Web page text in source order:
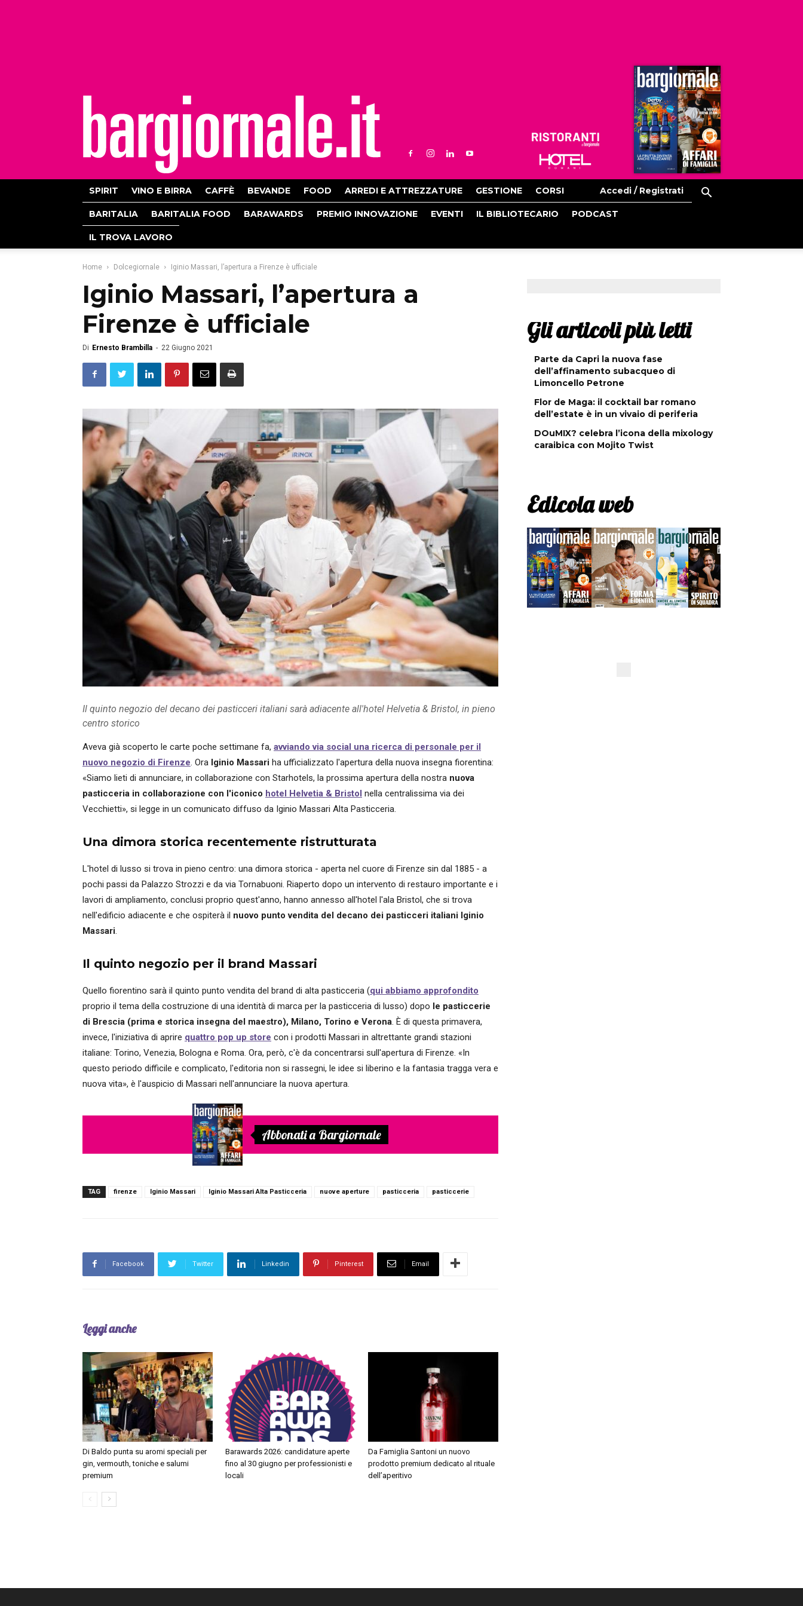
Ristoranti
Hoteldomani
SPIRIT VINO E BIRRA CAFFÈ BEVANDE FOOD ARREDI E ATTREZZATURE GESTIONE CORSI Accedi / Registrati
BARITALIA BARITALIA FOOD BARAWARDS PREMIO INNOVAZIONE EVENTI IL BIBLIOTECARIO PODCAST
IL TROVA LAVORO
Home Dolcegiornale Iginio Massari, l’apertura a Firenze è ufficiale
Iginio Massari, l’apertura a
Firenze è ufficiale
Di Ernesto Brambilla - 22 Giugno 2021
Il quinto negozio del decano dei pasticceri italiani sarà adiacente all'hotel Helvetia & Bristol, in pieno
centro storico
Aveva già scoperto le carte poche settimane fa, avviando via social una ricerca di personale per il
nuovo negozio di Firenze. Ora Iginio Massari ha ufficializzato l'apertura della nuova insegna fiorentina:
«Siamo lieti di annunciare, in collaborazione con Starhotels, la prossima apertura della nostra nuova
pasticceria in collaborazione con l'iconico hotel Helvetia & Bristol nella centralissima via dei
Vecchietti», si legge in un comunicato diffuso da Iginio Massari Alta Pasticceria.
Una dimora storica recentemente ristrutturata
L'hotel di lusso si trova in pieno centro: una dimora storica - aperta nel cuore di Firenze sin dal 1885 - a
pochi passi da Palazzo Strozzi e da via Tornabuoni. Riaperto dopo un intervento di restauro importante e i
lavori di ampliamento, conclusi proprio quest'anno, hanno annesso all'hotel l'ala Bristol, che si trova
nell'edificio adiacente e che ospiterà il nuovo punto vendita del decano dei pasticceri italiani Iginio
Massari.
Il quinto negozio per il brand Massari
Quello fiorentino sarà il quinto punto vendita del brand di alta pasticceria (qui abbiamo approfondito
proprio il tema della costruzione di una identità di marca per la pasticceria di lusso) dopo le pasticcerie
di Brescia (prima e storica insegna del maestro), Milano, Torino e Verona. È di questa primavera,
invece, l'iniziativa di aprire quattro pop up store con i prodotti Massari in altrettante grandi stazioni
italiane: Torino, Venezia, Bologna e Roma. Ora, però, c'è da concentrarsi sull'apertura di Firenze. «In
questo periodo difficile e complicato, l'editoria non si rassegni, le idee si liberino e la fantasia tragga vera e
nuova vita», è l'auspicio di Massari nell'annunciare la nuova apertura.
Abbonati a Bargiornale
TAG firenze Iginio Massari Iginio Massari Alta Pasticceria nuove aperture pasticceria pasticcerie
Facebook Twitter Linkedin Pinterest Email
Leggi anche
Di Baldo punta su aromi speciali per
gin, vermouth, toniche e salumi
premium
Barawards 2026: candidature aperte
fino al 30 giugno per professionisti e
locali
Da Famiglia Santoni un nuovo
prodotto premium dedicato al rituale
dell’aperitivo
Gli articoli più letti
Parte da Capri la nuova fase
dell’affinamento subacqueo di
Limoncello Petrone
Flor de Maga: il cocktail bar romano
dell’estate è in un vivaio di periferia
DOuMIX? celebra l’icona della mixology
caraibica con Mojito Twist
Edicola web